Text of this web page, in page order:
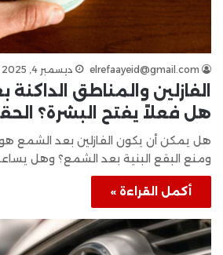
elrefaayeid@gmail.com ديسمبر 4, 2025
الفازلين والمناطق
هل فعلاً يفتح البشرة؟
هل يمكن أن يكون الفازلين بعد الشمع هو
ومنع البقع البنية بعد الشمع؟ وهل
أكمل القراءة »